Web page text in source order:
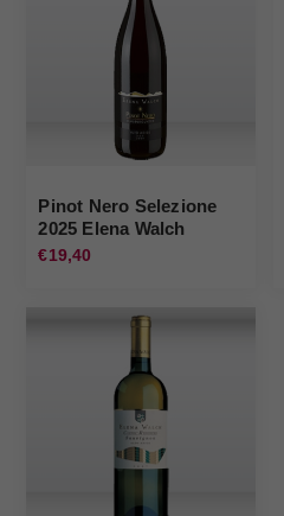
Pinot Nero Selezione
2025 Elena Walch
€19,40